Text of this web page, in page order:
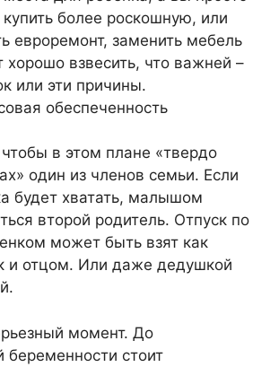
купить более роскошную, или
евроремонт, заменить мебель
хорошо взвесить, что важней –
или эти причины.
обеспеченность
в этом плане «твердо
один из членов семьи. Если
будет хватать, малышом
второй родитель. Отпуск по
может быть взят как
и отцом. Или даже дедушкой
момент. До
беременности стоит